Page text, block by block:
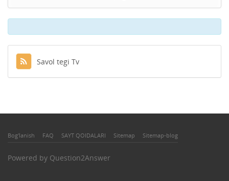
Savol tegi Tv
Bog'lanish FAQ SAYT QOIDALARI Sitemap Sitemap-blog
Powered by Question2Answer